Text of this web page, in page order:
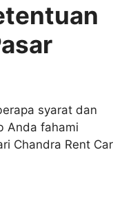
syarat dan
Anda fahami
Chandra Rent Car